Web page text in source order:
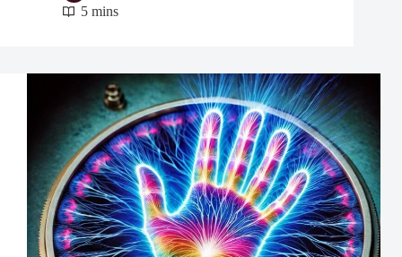
5 mins